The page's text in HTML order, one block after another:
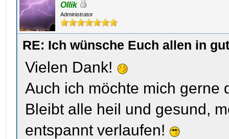
Ollik
Administrator
RE: Ich wünsche Euch allen in
Vielen Dank!
Auch ich möchte mich gerne
Bleibt alle heil und gesund,
entspannt verlaufen!